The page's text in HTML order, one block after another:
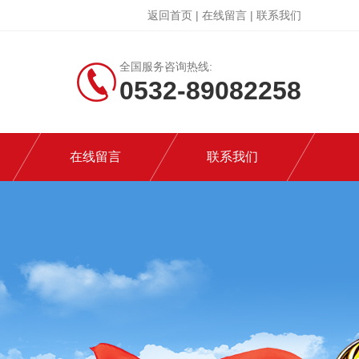
返回首页 | 在线留言 | 联系我们
全国服务咨询热线:
0532-89082258
在线留言 联系我们